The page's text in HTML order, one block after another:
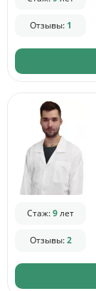
Отзывы: 1
Стаж:9лет
Отзывы:2